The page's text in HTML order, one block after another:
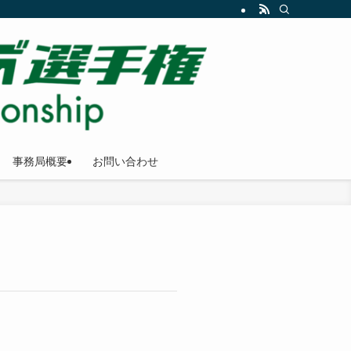
事務局概要 お問い合わせ